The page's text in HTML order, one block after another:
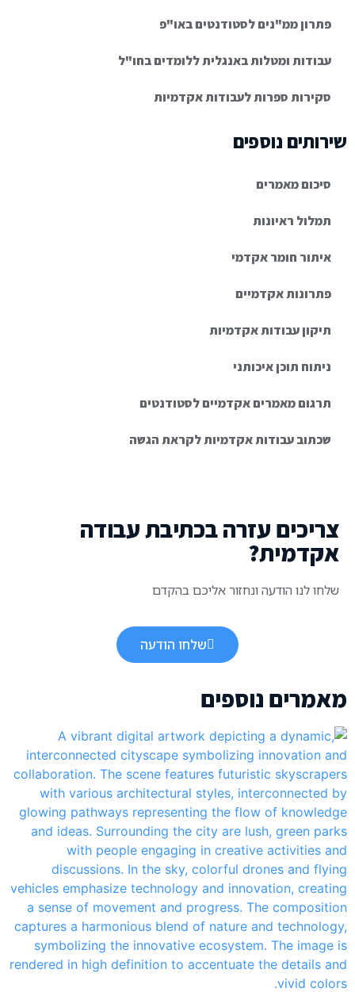
פתרון ממ"נים לסטודנטים באו"פ
עבודות ומטלות באנגלית ללומדים בחו"ל
סקירות ספרות לעבודות אקדמיות
שירותים נוספים
סיכום מאמרים
תמלול ראיונות
איתור חומר אקדמי
פתרונות אקדמיים
תיקון עבודות אקדמיות
ניתוח תוכן איכותני
תרגום מאמרים אקדמיים לסטודנטים
שכתוב עבודות אקדמיות לקראת הגשה
צריכים עזרה בכתיבת עבודה
אקדמית?
שלחו לנו הודעה ונחזור אליכם בהקדם
שלחו הודעה
מאמרים נוספים